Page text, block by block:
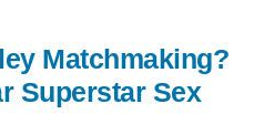
Matchmaking?
Superstar Sex